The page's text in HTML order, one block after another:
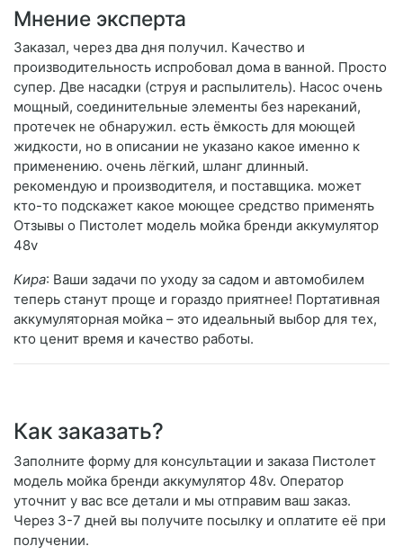
Мнение эксперта
Заказал, через два дня получил. Качество и
производительность испробовал дома в ванной. Просто
супер. Две насадки (струя и распылитель). Насос очень
мощный, соединительные элементы без нареканий,
протечек не обнаружил. есть ёмкость для моющей
жидкости, но в описании не указано какое именно к
применению. очень лёгкий, шланг длинный.
рекомендую и производителя, и поставщика. может
кто-то подскажет какое моющее средство применять
Отзывы о Пистолет модель мойка бренди аккумулятор
48v
Кира: Ваши задачи по уходу за садом и автомобилем
теперь станут проще и гораздо приятнее! Портативная
аккумуляторная мойка – это идеальный выбор для тех,
кто ценит время и качество работы.
Как заказать?
Заполните форму для консультации и заказа Пистолет
модель мойка бренди аккумулятор 48v. Оператор
уточнит у вас все детали и мы отправим ваш заказ.
Через 3-7 дней вы получите посылку и оплатите её при
получении.